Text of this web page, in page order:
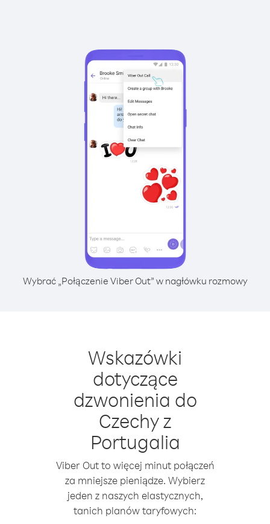
Wybrać „Połączenie Viber Out” w nagłówku rozmowy
Wskazówki
dotyczące
dzwonienia do
Czechy z
Portugalia
Viber Out to więcej minut połączeń
za mniejsze pieniądze. Wybierz
jeden z naszych elastycznych,
tanich planów taryfowych: